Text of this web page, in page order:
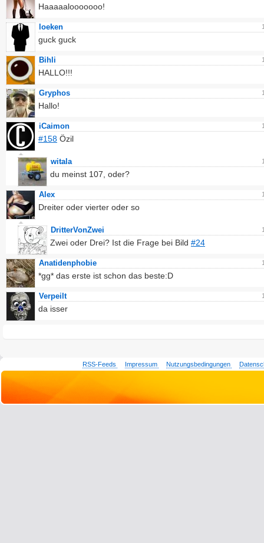
Haaaaalooooooo!
loeken
guck guck
Bihli
HALLO!!!
Gryphos
Hallo!
iCaimon
#158 Özil
witala
du meinst 107, oder?
Alex
Dreiter oder vierter oder so
DritterVonZwei
Zwei oder Drei? Ist die Frage bei Bild #24
Anatidenphobie
*gg* das erste ist schon das beste:D
Verpeilt
da isser
RSS-Feeds Impressum Nutzungsbedingungen